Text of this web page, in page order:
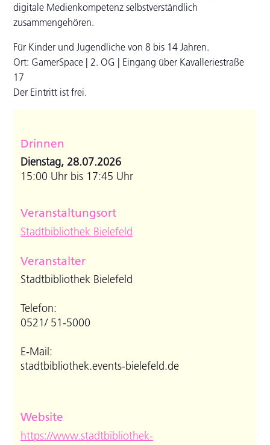
digitale Medienkompetenz selbstverständlich
zusammengehören.
Für Kinder und Jugendliche von 8 bis 14 Jahren.
Ort: GamerSpace | 2. OG | Eingang über Kavalleriestraße
17
Der Eintritt ist frei.
Drinnen
Dienstag, 28.07.2026
15:00 Uhr bis 17:45 Uhr
Veranstaltungsort
Stadtbibliothek Bielefeld
Veranstalter
Stadtbibliothek Bielefeld
Telefon:
0521/ 51-5000
E-Mail:
stadtbibliothek.events-bielefeld.de
Website
https://www.stadtbibliothek-